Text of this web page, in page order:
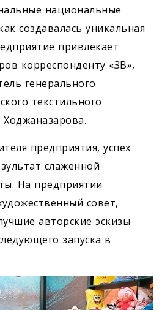
национальные
создавалась уникальная
привлекает
корреспонденту «ЗВ»,
генерального
текстильного
предприятия, успех
слаженной
На предприятии
совет,
авторские эскизы
запуска в